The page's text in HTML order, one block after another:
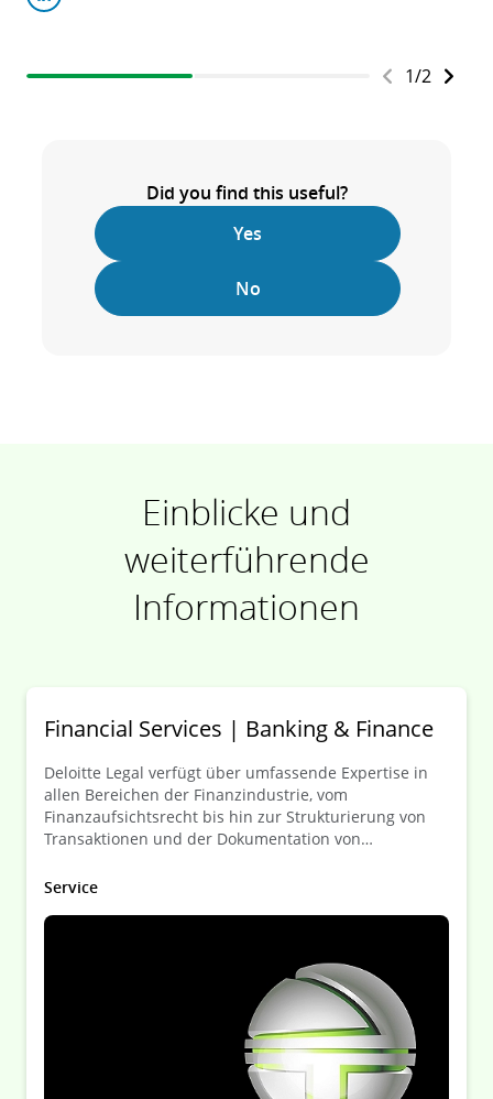
1/2
Did you find this useful?
Yes
No
Einblicke und
weiterführende
Informationen
Financial Services | Banking & Finance
Deloitte Legal verfügt über umfassende Expertise in
allen Bereichen der Finanzindustrie, vom
Finanzaufsichtsrecht bis hin zur Strukturierung von
Transaktionen und der Dokumentation von
Investmentmanager und Versicherungen ebenso wie
Service